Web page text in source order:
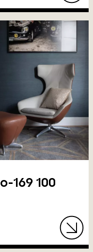
169 100